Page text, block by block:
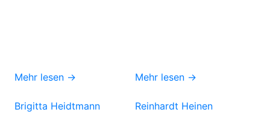
Mehr lesen → Mehr lesen →
Brigitta Heidtmann Reinhardt Heinen